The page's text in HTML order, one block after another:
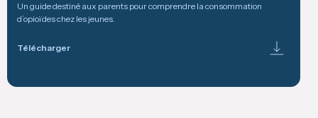
Un guide destiné aux parents pour comprendre la consommation
d’opioïdes chez les jeunes.
Télécharger